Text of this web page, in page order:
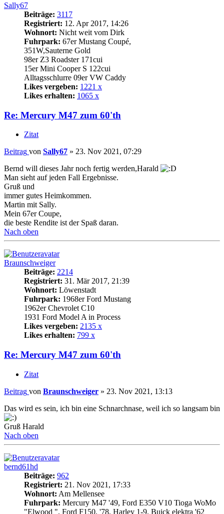
Sally67
Beiträge: 3117
Registriert: 12. Apr 2017, 14:26
Wohnort: Nicht weit vom Dirk
Fuhrpark: 67er Mustang Coupé,
351W,Sauterne Gold
98er Z3 Roadster 171cui
15er Mini Cooper S 122cui
Alltagsschlurre 09er VW Caddy
Likes vergeben: 1221 x
Likes erhalten: 1065 x
Re: Mercury M47 zum 60'th
Zitat
Beitrag von Sally67 » 23. Nov 2021, 07:29
Bernd will dieses Jahr noch fertig werden,Harald
Man sieht auf jeden Fall Ergebnisse.
Gruß und
immer gutes Heimkommen.
Martin mit Sally.
Mein 67er Coupe,
die beste Rendite ist der Spaß daran.
Nach oben
Braunschweiger
Beiträge: 2214
Registriert: 31. Mär 2017, 21:39
Wohnort: Löwenstadt
Fuhrpark: 1968er Ford Mustang
1962er Chevrolet C10
1931 Ford Model A in Process
Likes vergeben: 2135 x
Likes erhalten: 799 x
Re: Mercury M47 zum 60'th
Zitat
Beitrag von Braunschweiger » 23. Nov 2021, 13:13
Das wird es sein, ich bin eine Schnarchnase, weil ich so langsam bin
Gruß Harald
Nach oben
bernd61hd
Beiträge: 962
Registriert: 21. Nov 2021, 17:33
Wohnort: Am Mellensee
Fuhrpark: Mercury M47 '49, Ford E350 V10 Tioga WoMo
"Elwood ", Ford F150, '78, Harley 1-9, Buick elektra '62